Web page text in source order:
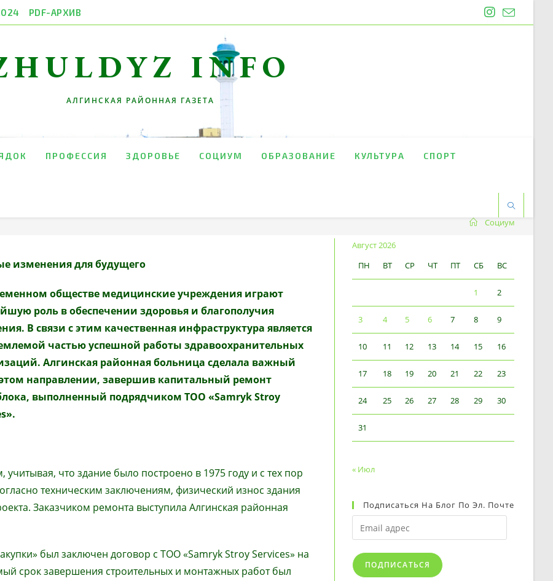
PDF-АРХИВ
INFO
АЛГИНСКАЯ РАЙОННАЯ ГАЗЕТА
ПРОФЕССИЯ ЗДОРОВЬЕ СОЦИУМ ОБРАЗОВАНИЕ КУЛЬТУРА СПОРТ
Социум
изменения для будущего
обществе медицинские учреждения играют
роль в обеспечении здоровья и благополучия
В связи с этим качественная инфраструктура является
частью успешной работы здравоохранительных
Алгинская районная больница сделала важный
направлении, завершив капитальный ремонт
выполненный подрядчиком ТОО «Samryk Stroy
что здание было построено в 1975 году и с тех пор
техническим заключениям, физический износ здания
Заказчиком ремонта выступила Алгинская районная
был заключен договор с ТОО «Samryk Stroy Services» на
срок завершения строительных и монтажных работ был
Август 2026
ПН
ВТ СР ЧТ ПТ СБ ВС
1 2
3 4 5 6 7 8 9
10 11 12 13 14 15 16
17 18 19 20 21 22 23
24 25 26 27 28 29 30
31
« Июл
Подписаться На Блог По Эл. Почте
Email
адрес
ПОДПИСАТЬСЯ